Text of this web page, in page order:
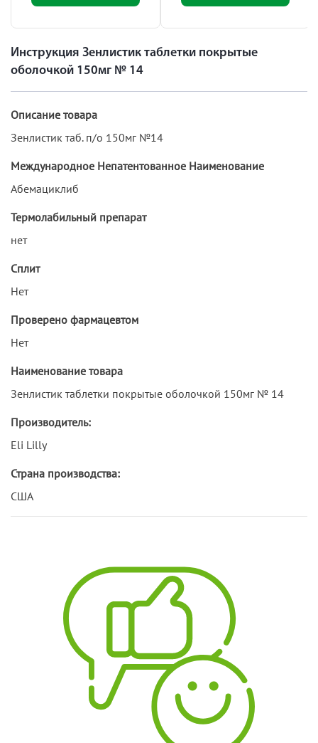
Инструкция Зенлистик таблетки покрытые
оболочкой 150мг № 14
Описание товара
Зенлистик таб. п/о 150мг №14
Международное Непатентованное Наименование
Абемациклиб
Термолабильный препарат
нет
Сплит
Нет
Проверено фармацевтом
Нет
Наименование товара
Зенлистик таблетки покрытые оболочкой 150мг № 14
Производитель:
Eli Lilly
Страна производства:
США